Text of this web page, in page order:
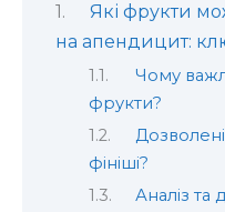
Які фрукти
на апендицит:
Чому
фрукти?
фініші?
Аналіз та